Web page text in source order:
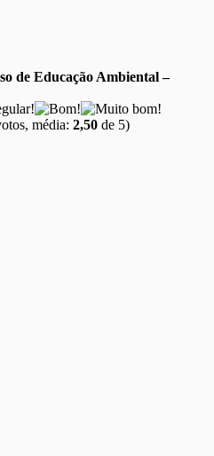
de Educação Ambiental –
média: 2,50 de 5)